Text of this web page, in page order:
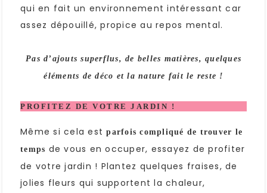
qui en fait un environnement intéressant car
assez dépouillé, propice au repos mental.
Pas d’ajouts superflus, de belles matières, quelques
éléments de déco et la nature fait le reste !
PROFITEZ DE VOTRE JARDIN !
Même si cela estparfois compliqué de trouver le
temps de vous en occuper, essayez de profiter
de votre jardin ! Plantez quelques fraises, de
jolies fleurs qui supportent la chaleur,